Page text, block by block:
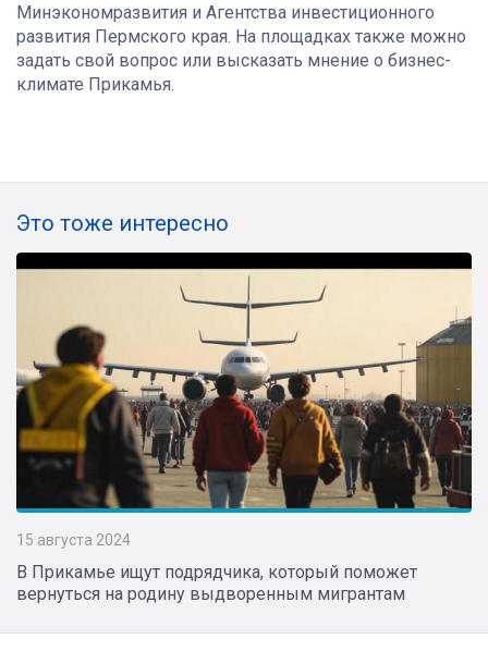
Минэкономразвития и Агентства инвестиционного
развития Пермского края. На площадках также можно
задать свой вопрос или высказать мнение о бизнес-
климате Прикамья.
Это тоже интересно
15 августа 2024
В Прикамье ищут подрядчика, который поможет
вернуться на родину выдворенным мигрантам